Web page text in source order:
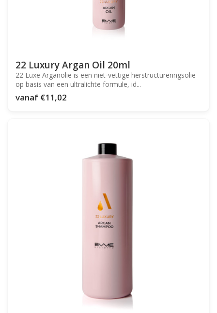
22 Luxury Argan Oil 20ml
22 Luxe Arganolie is een niet-vettige herstructureringsolie
op basis van een ultralichte formule, id...
vanaf €11,02